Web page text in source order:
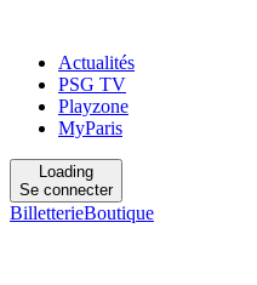
Actualités
PSG TV
Playzone
MyParis
Loading
Se connecter
BilletterieBoutique